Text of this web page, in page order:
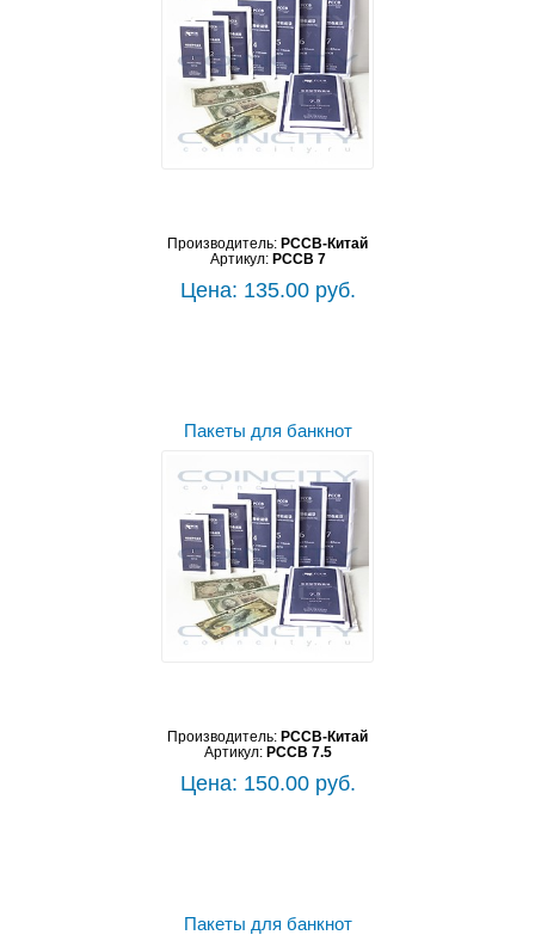
Производитель: PCCB-Китай
Артикул: PCCB 7
Цена: 135.00 руб.
Пакеты для банкнот
Производитель: PCCB-Китай
Артикул: PCCB 7.5
Цена: 150.00 руб.
Пакеты для банкнот